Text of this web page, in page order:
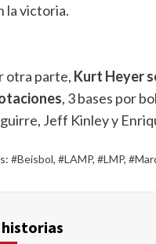
la victoria.
otra parte, Kurt Heyer
, 3 bases por
Jeff Kinley y
#Beisbol, #LAMP, #LMP,
historias